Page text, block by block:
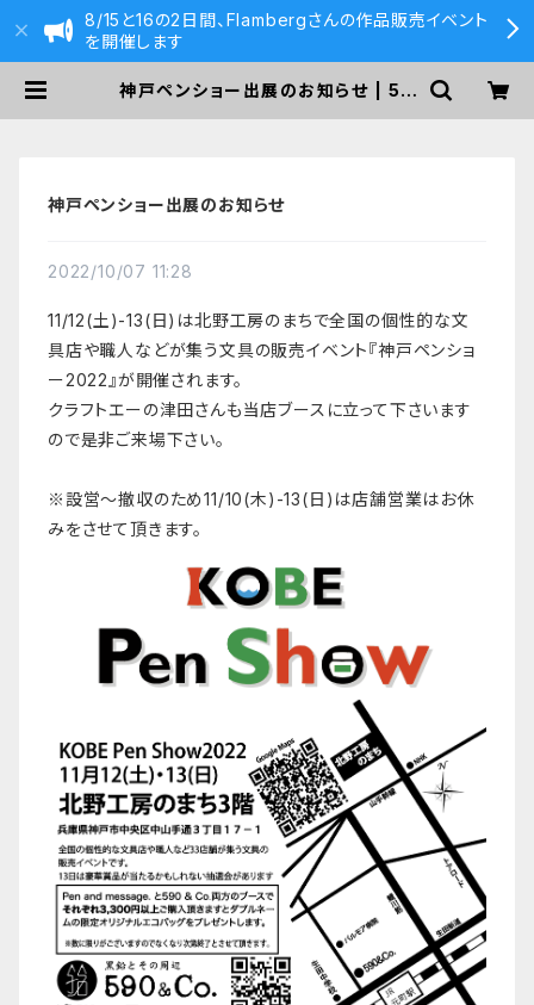
8/15と16の2日間、Flambergさんの作品販売イベント
を開催します
神戸ペンショー出展のお知らせ | 59
神戸ペンショー出展のお知らせ
2022/10/07 11:28
11/12(土)-13(日)は北野工房のまちで全国の個性的な文
具店や職人などが集う文具の販売イベント『神戸ペンショ
ー2022』が開催されます。
クラフトエーの津田さんも当店ブースに立って下さいます
ので是非ご来場下さい。
※設営〜撤収のため11/10(木)-13(日)は店舗営業はお休
みをさせて頂きます。